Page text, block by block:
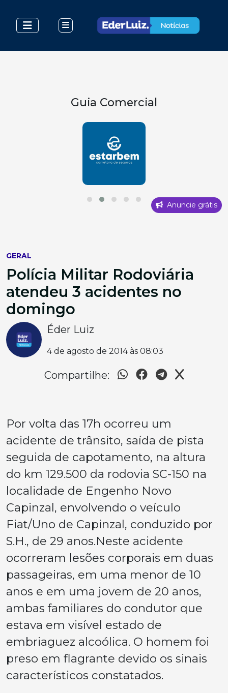
Guia Comercial
Anuncie grátis
GERAL
Polícia Militar Rodoviária
atendeu 3 acidentes no
domingo
Éder Luiz
4 de agosto de 2014 às 08:03
Compartilhe:
Por volta das 17h ocorreu um
acidente de trânsito, saída de pista
seguida de capotamento, na altura
do km 129.500 da rodovia SC-150 na
localidade de Engenho Novo
Capinzal, envolvendo o veículo
Fiat/Uno de Capinzal, conduzido por
S.H., de 29 anos.Neste acidente
ocorreram lesões corporais em duas
passageiras, em uma menor de 10
anos e em uma jovem de 20 anos,
ambas familiares do condutor que
estava em visível estado de
embriaguez alcoólica. O homem foi
preso em flagrante devido os sinais
característicos constatados.